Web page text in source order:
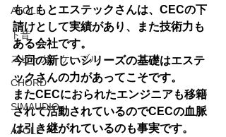
ATOLL
ト音
スピーカーケーブル
CHORD
SIMAUDIO
ATOLL
もともとエステックさんは、CECの下
請けとして実績があり、また技術力も
ある会社です。
今回の新しいシリーズの基礎はエステ
ックさんの力があってこそです。
またCECにおられたエンジニアも移籍
されて活動されているのでCECの血脈
は引き継がれているのも事実です。